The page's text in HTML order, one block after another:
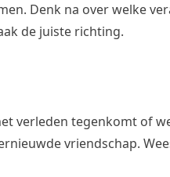
Denk na over welke
de juiste richting.
verleden tegenkomt of
vriendschap.